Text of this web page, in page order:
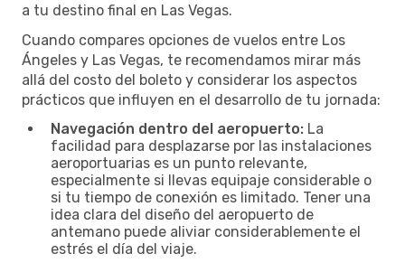
a tu destino final en Las Vegas.
Cuando compares opciones de vuelos entre Los
Ángeles y Las Vegas, te recomendamos mirar más
allá del costo del boleto y considerar los aspectos
prácticos que influyen en el desarrollo de tu jornada:
Navegación dentro del aeropuerto: La
facilidad para desplazarse por las instalaciones
aeroportuarias es un punto relevante,
especialmente si llevas equipaje considerable o
si tu tiempo de conexión es limitado. Tener una
idea clara del diseño del aeropuerto de
antemano puede aliviar considerablemente el
estrés el día del viaje.